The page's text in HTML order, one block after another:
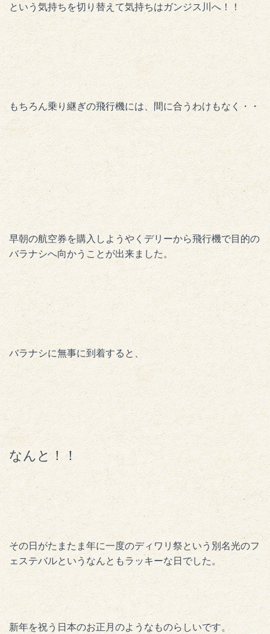
という気持ちを切り替えて気持ちはガンジス川へ！！
もちろん乗り継ぎの飛行機には、間に合うわけもなく・・
早朝の航空券を購入しようやくデリーから飛行機で目的の
バラナシへ向かうことが出来ました。
バラナシに無事に到着すると、
なんと！！
その日がたまたま年に一度のディワリ祭という別名光のフ
ェステバルというなんともラッキーな日でした。
新年を祝う日本のお正月のようなものらしいです。